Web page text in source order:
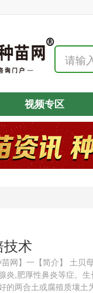
视频专区
术
苗网】一【简介】 土
炎,肥厚性鼻炎等症。
的两合土或腐殖质壤土